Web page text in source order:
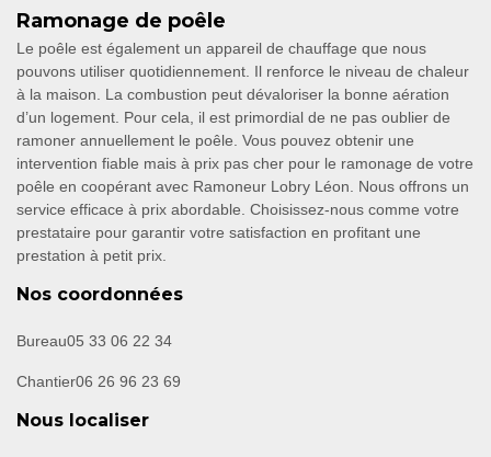
Ramonage de poêle
Le poêle est également un appareil de chauffage que nous
pouvons utiliser quotidiennement. Il renforce le niveau de chaleur
à la maison. La combustion peut dévaloriser la bonne aération
d’un logement. Pour cela, il est primordial de ne pas oublier de
ramoner annuellement le poêle. Vous pouvez obtenir une
intervention fiable mais à prix pas cher pour le ramonage de votre
poêle en coopérant avec Ramoneur Lobry Léon. Nous offrons un
service efficace à prix abordable. Choisissez-nous comme votre
prestataire pour garantir votre satisfaction en profitant une
prestation à petit prix.
Nos coordonnées
Bureau05 33 06 22 34
Chantier06 26 96 23 69
Nous localiser